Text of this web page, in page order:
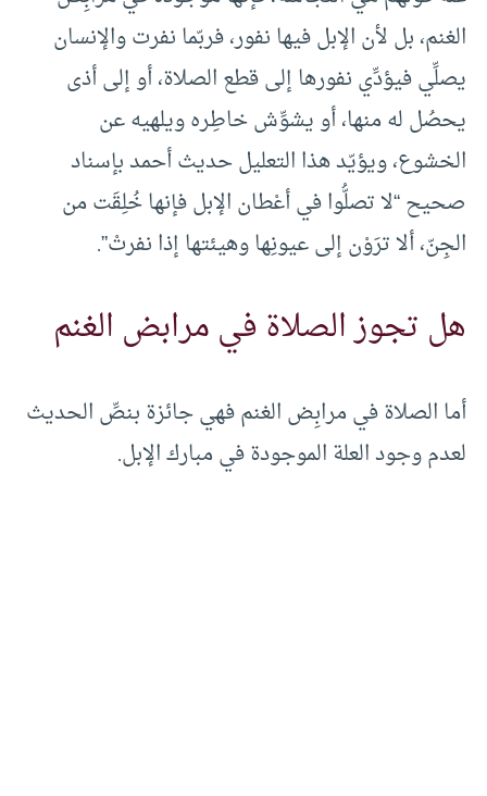
الغنم، بل لأن الإبل فيها نفور، فربّما نفرت والإنسان
يصلِّي فيؤدِّي نفورها إلى قطع الصلاة، أو إلى أذى
يحصُل له منها، أو يشوِّش خاطِره ويلهيه عن
الخشوع، ويؤيّد هذا التعليل حديث أحمد بإسناد
صحيح “لا تصلُّوا في أعْطان الإبل فإنها خُلِقَت من
الجِنّ، ألا ترَوْن إلى عيونِها وهيئتها إذا نفرتْ”.
هل تجوز الصلاة في مرابض الغنم
أما الصلاة في مرابِض الغنم فهي جائزة بنصِّ الحديث
لعدم وجود العلة الموجودة في مبارك الإبل.